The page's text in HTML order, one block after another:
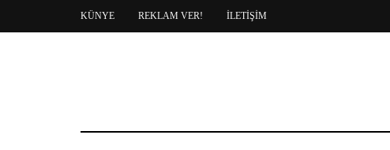
KÜNYE REKLAM VER! İLETİŞİM